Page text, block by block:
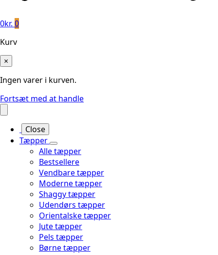
0kr. 0
Kurv
×
Ingen varer i kurven.
Fortsæt med at handle
Close
Tæpper
Alle tæpper
Bestsellere
Vendbare tæpper
Moderne tæpper
Shaggy tæpper
Udendørs tæpper
Orientalske tæpper
Jute tæpper
Pels tæpper
Børne tæpper